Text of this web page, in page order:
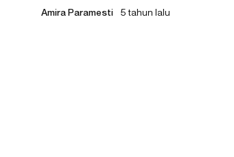
Amira Paramesti 5 tahun lalu